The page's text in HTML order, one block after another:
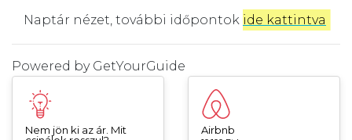
Naptár nézet, további időpontok ide kattintva
Powered by GetYourGuide
Nem jön ki az ár. Mit
Airbnb